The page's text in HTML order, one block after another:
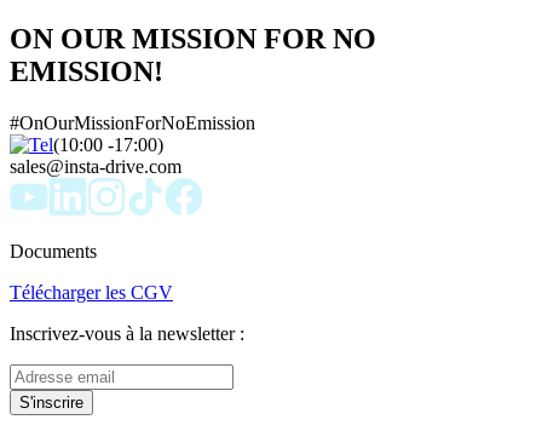
ON OUR MISSION FOR NO
EMISSION!
#OnOurMissionForNoEmission
(10:00 -17:00)
sales@insta-drive.com
Documents
Télécharger les CGV
Inscrivez-vous à la newsletter :
S'inscrire